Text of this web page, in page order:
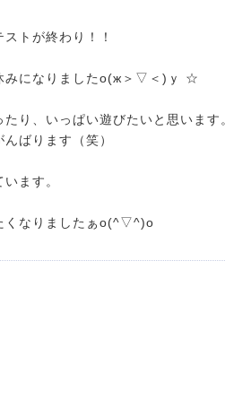
トが終わり！！
みになりましたо(ж＞▽＜)ｙ ☆
り、いっぱい遊びたいと思います
ばります（笑）
ます。
くなりましたぁo(^▽^)o